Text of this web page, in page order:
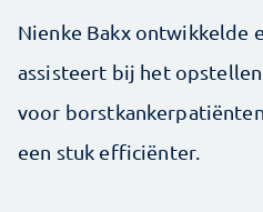
Nienke Bakx ontwikkelde
assisteert bij het
voor
een stuk efficiënter.